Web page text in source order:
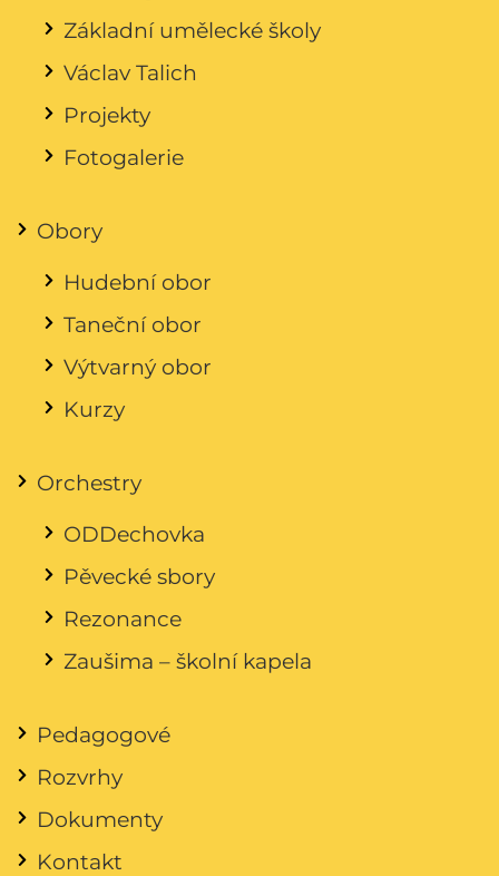
Základní umělecké školy
Václav Talich
Projekty
Fotogalerie
Obory
Hudební obor
Taneční obor
Výtvarný obor
Kurzy
Orchestry
ODDechovka
Pěvecké sbory
Rezonance
Zaušima – školní kapela
Pedagogové
Rozvrhy
Dokumenty
Kontakt